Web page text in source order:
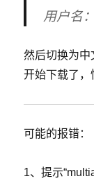
用户名
然后切换为中
开始下载了，
可能的报错：
1、提示